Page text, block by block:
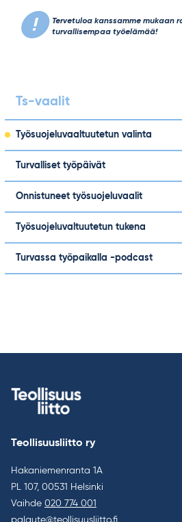
Ts-vaalit
Työsuojeluvaaltuutetun valinta
Turvalliset työpäivät
Onnistuneet työsuojeluvaalit
Työsuojeluvaltuutetun tukena
Turvassa työpaikalla -podcast
Tervetuloa kanssamme mukaan
turvallisempaa työelämää!
Teollisuusliitto ry
Hakaniemenranta 1A
PL 107, 00531 Helsinki
Vaihde 020 774 001
palaute@teollisuusliitto.fi